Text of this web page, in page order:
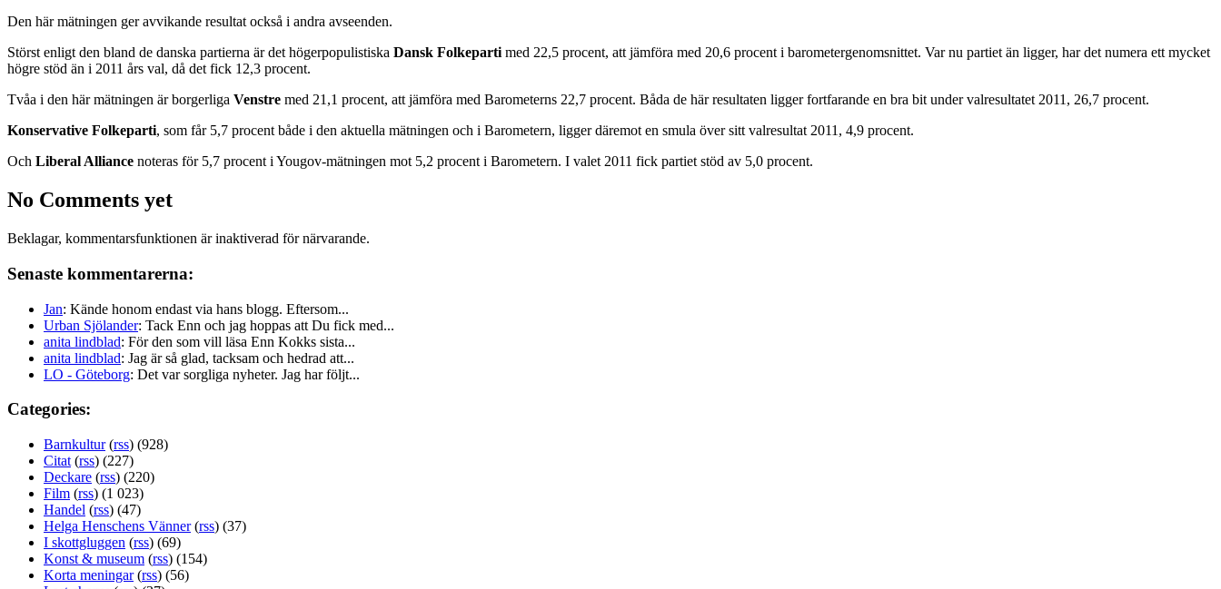
Den här mätningen ger avvikande resultat också i andra avseenden.
Störst enligt den bland de danska partierna är det högerpopulistiska Dansk Folkeparti med 22,5 procent, att jämföra med 20,6 procent i barometergenomsnittet. Var nu partiet än ligger, har det numera ett mycket
högre stöd än i 2011 års val, då det fick 12,3 procent.
Tvåa i den här mätningen är borgerliga Venstre med 21,1 procent, att jämföra med Barometerns 22,7 procent. Båda de här resultaten ligger fortfarande en bra bit under valresultatet 2011, 26,7 procent.
Konservative Folkeparti, som får 5,7 procent både i den aktuella mätningen och i Barometern, ligger däremot en smula över sitt valresultat 2011, 4,9 procent.
Och Liberal Alliance noteras för 5,7 procent i Yougov-mätningen mot 5,2 procent i Barometern. I valet 2011 fick partiet stöd av 5,0 procent.
No Comments yet
Beklagar, kommentarsfunktionen är inaktiverad för närvarande.
Senaste kommentarerna:
Jan: Kände honom endast via hans blogg. Eftersom...
Urban Sjölander: Tack Enn och jag hoppas att Du fick med...
anita lindblad: För den som vill läsa Enn Kokks sista...
anita lindblad: Jag är så glad, tacksam och hedrad att...
LO - Göteborg: Det var sorgliga nyheter. Jag har följt...
Categories:
Barnkultur(rss) (928)
Citat (rss) (227)
Deckare (rss) (220)
Film (rss) (1 023)
Handel (rss) (47)
Helga Henschens Vänner(rss) (37)
I skottgluggen (rss) (69)
Konst & museum (rss) (154)
Korta meningar(rss) (56)